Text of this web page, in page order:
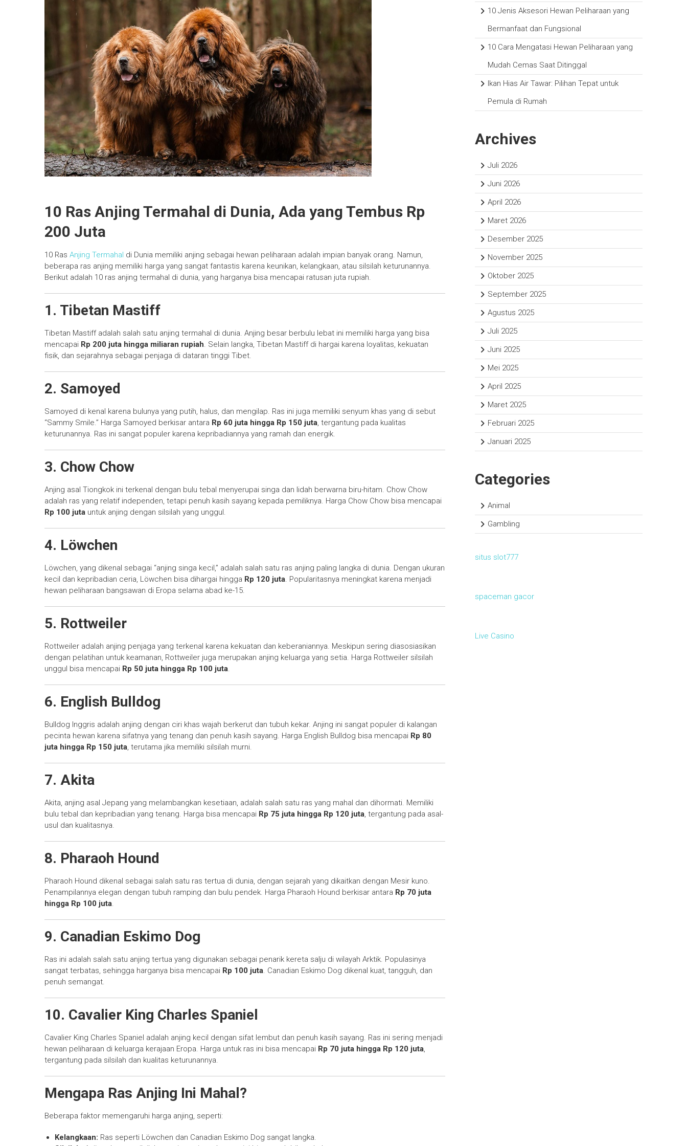
10 Ras Anjing Termahal di Dunia, Ada yang Tembus Rp
200 Juta
10 Ras Anjing Termahal di Dunia memiliki anjing sebagai hewan peliharaan adalah impian banyak orang. Namun,
beberapa ras anjing memiliki harga yang sangat fantastis karena keunikan, kelangkaan, atau silsilah keturunannya.
Berikut adalah 10 ras anjing termahal di dunia, yang harganya bisa mencapai ratusan juta rupiah.
1. Tibetan Mastiff
Tibetan Mastiff adalah salah satu anjing termahal di dunia. Anjing besar berbulu lebat ini memiliki harga yang bisa
mencapai Rp 200 juta hingga miliaran rupiah. Selain langka, Tibetan Mastiff di hargai karena loyalitas, kekuatan
fisik, dan sejarahnya sebagai penjaga di dataran tinggi Tibet.
2. Samoyed
Samoyed di kenal karena bulunya yang putih, halus, dan mengilap. Ras ini juga memiliki senyum khas yang di sebut
“Sammy Smile.” Harga Samoyed berkisar antara Rp 60 juta hingga Rp 150 juta, tergantung pada kualitas
keturunannya. Ras ini sangat populer karena kepribadiannya yang ramah dan energik.
3. Chow Chow
Anjing asal Tiongkok ini terkenal dengan bulu tebal menyerupai singa dan lidah berwarna biru-hitam. Chow Chow
adalah ras yang relatif independen, tetapi penuh kasih sayang kepada pemiliknya. Harga Chow Chow bisa mencapai
Rp 100 juta untuk anjing dengan silsilah yang unggul.
4. Löwchen
Löwchen, yang dikenal sebagai “anjing singa kecil,” adalah salah satu ras anjing paling langka di dunia. Dengan ukuran
kecil dan kepribadian ceria, Löwchen bisa dihargai hingga Rp 120 juta. Popularitasnya meningkat karena menjadi
hewan peliharaan bangsawan di Eropa selama abad ke-15.
5. Rottweiler
Rottweiler adalah anjing penjaga yang terkenal karena kekuatan dan keberaniannya. Meskipun sering diasosiasikan
dengan pelatihan untuk keamanan, Rottweiler juga merupakan anjing keluarga yang setia. Harga Rottweiler silsilah
unggul bisa mencapai Rp 50 juta hingga Rp 100 juta.
6. English Bulldog
Bulldog Inggris adalah anjing dengan ciri khas wajah berkerut dan tubuh kekar. Anjing ini sangat populer di kalangan
pecinta hewan karena sifatnya yang tenang dan penuh kasih sayang. Harga English Bulldog bisa mencapai Rp 80
juta hingga Rp 150 juta, terutama jika memiliki silsilah murni.
7. Akita
Akita, anjing asal Jepang yang melambangkan kesetiaan, adalah salah satu ras yang mahal dan dihormati. Memiliki
bulu tebal dan kepribadian yang tenang. Harga bisa mencapai Rp 75 juta hingga Rp 120 juta, tergantung pada asal-
usul dan kualitasnya.
8. Pharaoh Hound
Pharaoh Hound dikenal sebagai salah satu ras tertua di dunia, dengan sejarah yang dikaitkan dengan Mesir kuno.
Penampilannya elegan dengan tubuh ramping dan bulu pendek. Harga Pharaoh Hound berkisar antara Rp 70 juta
hingga Rp 100 juta.
9. Canadian Eskimo Dog
Ras ini adalah salah satu anjing tertua yang digunakan sebagai penarik kereta salju di wilayah Arktik. Populasinya
sangat terbatas, sehingga harganya bisa mencapai Rp 100 juta. Canadian Eskimo Dog dikenal kuat, tangguh, dan
penuh semangat.
10. Cavalier King Charles Spaniel
Cavalier King Charles Spaniel adalah anjing kecil dengan sifat lembut dan penuh kasih sayang. Ras ini sering menjadi
hewan peliharaan di keluarga kerajaan Eropa. Harga untuk ras ini bisa mencapai Rp 70 juta hingga Rp 120 juta,
tergantung pada silsilah dan kualitas keturunannya.
Mengapa Ras Anjing Ini Mahal?
Beberapa faktor memengaruhi harga anjing, seperti:
Kelangkaan: Ras seperti Löwchen dan Canadian Eskimo Dog sangat langka.
10 Jenis Aksesori Hewan Peliharaan yang
Bermanfaat dan Fungsional
10 Cara Mengatasi Hewan Peliharaan yang
Mudah Cemas Saat Ditinggal
Ikan Hias Air Tawar: Pilihan Tepat untuk
Pemula di Rumah
Archives
Juli 2026
Juni 2026
April 2026
Maret 2026
Desember 2025
November 2025
Oktober 2025
September 2025
Agustus 2025
Juli 2025
Juni 2025
Mei 2025
April 2025
Maret 2025
Februari 2025
Januari 2025
Categories
Animal
Gambling
situs slot777
spaceman gacor
Live Casino